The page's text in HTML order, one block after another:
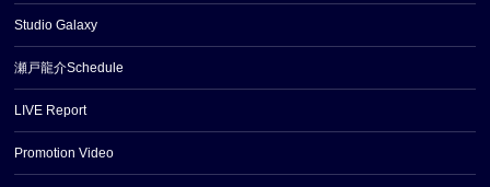
Studio Galaxy
瀬戸龍介Schedule
LIVE Report
Promotion Video